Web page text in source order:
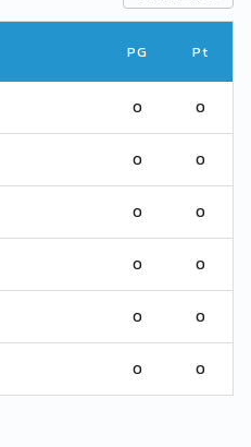
PG Pt
0 0
0 0
0 0
0 0
0 0
0 0